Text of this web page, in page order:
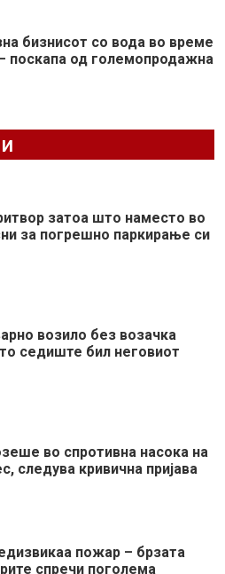
бизнисот со вода во време
поскапа од големопродажна
затоа што наместо во
за погрешно паркирање си
возило без возачка
седиште бил неговиот
во спротивна насока на
следува кривична пријава
пожар – брзата
спречи поголема